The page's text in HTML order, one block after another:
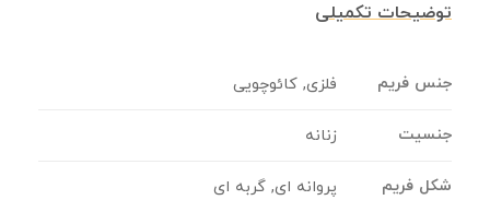
توضیحات تکمیلی
جنس فریم فلزی, کائوچویی
جنسیت زنانه
شکل فریم پروانه ای, گربه ای